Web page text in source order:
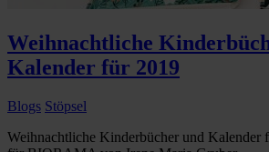
Weihnachtliche
Kalender für 2019
Blogs Stöpsel
Weihnachtliche Kinderbücher und Kalender